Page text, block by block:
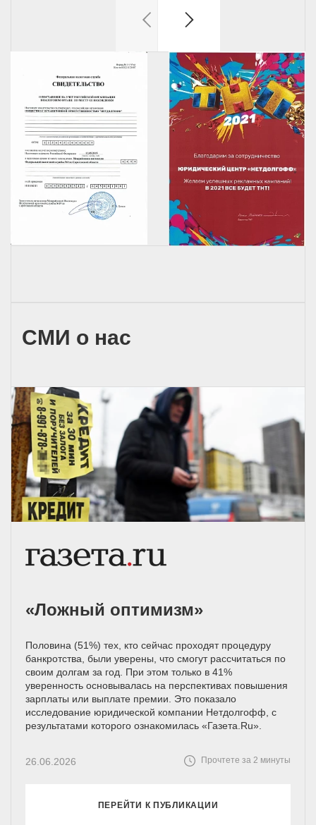
СМИ о нас
«Ложный оптимизм»
Половина (51%) тех, кто сейчас проходят процедуру
банкротства, были уверены, что смогут рассчитаться по
своим долгам за год. При этом только в 41%
уверенность основывалась на перспективах повышения
зарплаты или выплате премии. Это показало
исследование юридической компании Нетдолгофф, с
результатами которого ознакомилась «Газета.Ru».
26.06.2026 Прочтете за 2 минуты
ПЕРЕЙТИ К ПУБЛИКАЦИИ